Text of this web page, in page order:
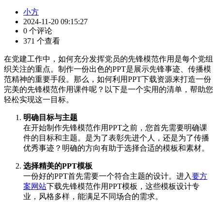
小方
2024-11-20 09:15:27
0 个评论
371 个查看
在党建工作中，如何充分发挥党员的先锋模范作用是每个党组
织关注的重点。制作一份出色的PPT是展示先锋事迹、传播模
范精神的重要手段。那么，如何利用PPT下载资源来打造一份
完美的先锋模范作用课件呢？以下是一个实用的清单，帮助您
轻松实现这一目标。
明确目标与主题
在开始制作先锋模范作用PPT之前，您首先需要明确课
件的目标和主题。是为了表彰先进个人，还是为了传播
优秀事迹？明确的方向有助于选择合适的模板和素材。
选择精美的PPT模板
一份好的PPT首先需要一个符合主题的设计。进入要方
案网站下载先锋模范作用PPT模板，这些模板设计专
业，风格多样，能满足不同场合的需求。